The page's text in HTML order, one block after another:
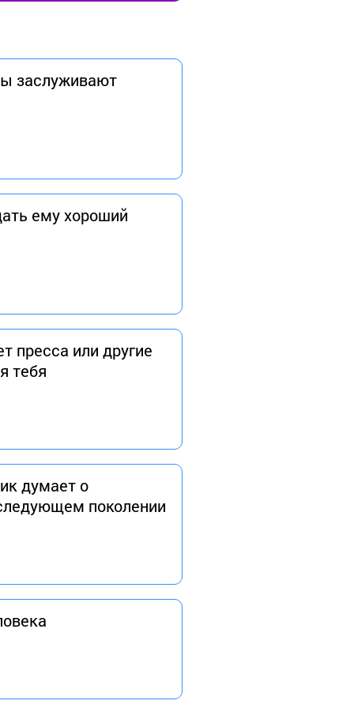
заслуживают
ему хороший
пресса или другие
тебя
думает о
поколении